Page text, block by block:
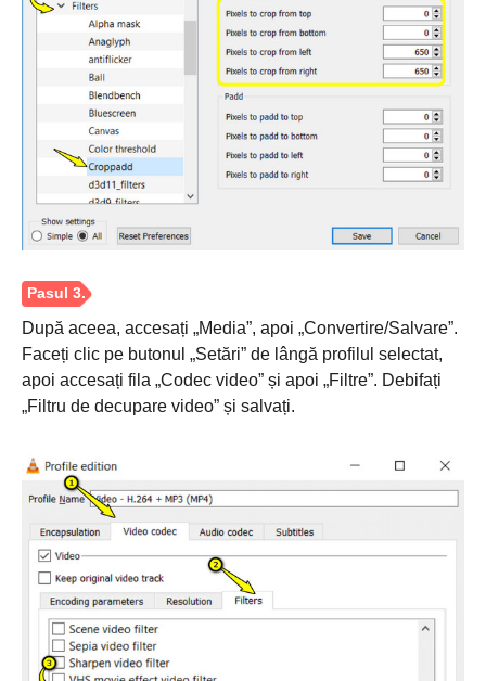
Pasul 1.
După aceea, accesați „Media”, apoi „Convertire/Salvare”.
Faceți clic pe butonul „Setări” de lângă profilul selectat,
apoi accesați fila „Codec video” și apoi „Filtre”. Debifați
„Filtru de decupare video” și salvați.